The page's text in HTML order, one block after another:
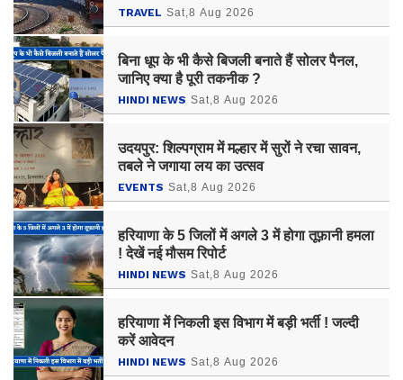
TRAVEL Sat,8 Aug 2026
बिना धूप के भी कैसे बिजली बनाते हैं सोलर पैनल,
जानिए क्या है पूरी तकनीक ?
HINDI NEWS Sat,8 Aug 2026
उदयपुर: शिल्पग्राम में मल्हार में सुरों ने रचा सावन,
तबले ने जगाया लय का उत्सव
EVENTS Sat,8 Aug 2026
हरियाणा के 5 जिलों में अगले 3 में होगा तूफ़ानी हमला
! देखें नई मौसम रिपोर्ट
HINDI NEWS Sat,8 Aug 2026
हरियाणा में निकली इस विभाग में बड़ी भर्ती ! जल्दी
करें आवेदन
HINDI NEWS Sat,8 Aug 2026